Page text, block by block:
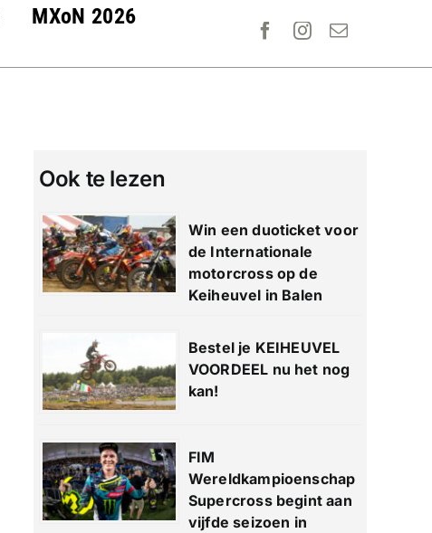
MXoN 2026
Ook te lezen
Win een duoticket voor
de Internationale
motorcross op de
Keiheuvel in Balen
Bestel je KEIHEUVEL
VOORDEEL nu het nog
kan!
FIM
Wereldkampioenschap
Supercross begint aan
vijfde seizoen in